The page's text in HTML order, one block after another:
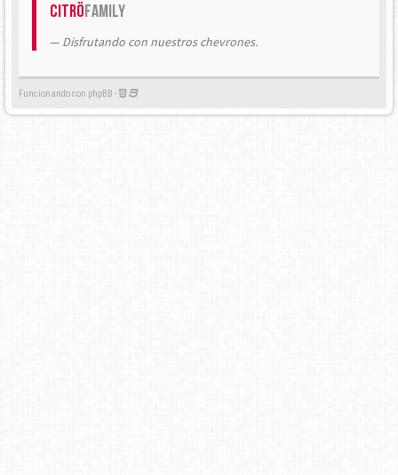
CitröFamily
Disfrutando con nuestros chevrones.
Funcionando con phpBB -